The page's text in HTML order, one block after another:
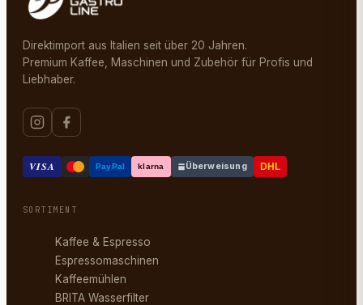
Direktimport aus Italien seit über 20 Jahren.
Premium Kaffee, Maschinen und Zubehör für Profis und
Liebhaber.
VISA PayPal klarna Überweisung DHL
SORTIMENT
Kaffee & Espresso
Espressomaschinen
Kaffeemühlen
BRITA Wasserfilter